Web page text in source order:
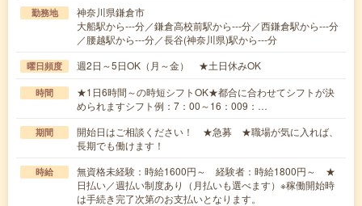
勤務地
神奈川県鎌倉市
大船駅から---分／鎌倉高校前駅から---分／西鎌倉駅から---分
／腰越駅から---分／長谷(神奈川県)駅から---分
曜日頻度 週2日～5日OK（月～金） ★土日休みOK
時間
★1日6時間～の時短シフトOK★都合に合わせてシフトが決
められますシフト例：7：00～16：009：…
期間
開始日はご相談ください！ ★急募 ★職場が気に入れば、
長期でも働けます！
時給
無資格未経験：時給1600円～ 経験者：時給1800円～ ★
日払い／週払い制度あり（月払いも選べます）※稼働開始時
は手続き完了次第のお支払いとなります。